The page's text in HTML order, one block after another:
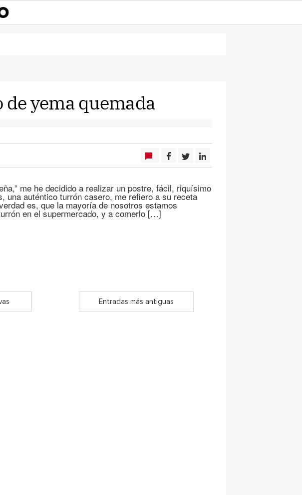
yema quemada
me he decidido a realizar un postre, fácil, riquísimo
una auténtico turrón casero, me refiero a su receta
es, que la mayoría de nosotros estamos
en el supermercado, y a comerlo […]
Entradas más antiguas